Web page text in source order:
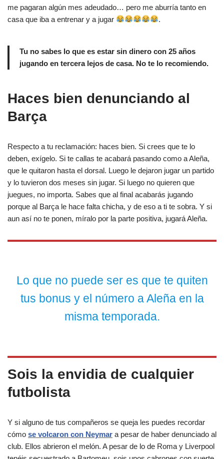
me pagaran algún mes adeudado… pero me aburría tanto en
casa que iba a entrenar y a jugar
.
Tu no sabes lo que es estar sin dinero con 25 años
jugando en tercera lejos de casa. No te lo recomiendo.
Haces bien denunciando al
Barça
Respecto a tu reclamación: haces bien. Si crees que te lo
deben, exígelo. Si te callas te acabará pasando como a Aleña,
que le quitaron hasta el dorsal. Luego le dejaron jugar un partido
y lo tuvieron dos meses sin jugar. Si luego no quieren que
juegues, no importa. Sabes que al final acabarás jugando
porque al Barça le hace falta chicha, y de eso a ti te sobra. Y si
aun así no te ponen, míralo por la parte positiva, jugará Aleña.
Lo que no puede ser es que te quiten
tus bonus y el número a Aleña en la
misma temporada.
Sois la envidia de cualquier
futbolista
Y si alguno de tus compañeros se queja les puedes recordar
cómo se volcaron con Neymar a pesar de haber denunciado al
club. Ellos abrieron el melón. A pesar de lo de Roma y Liverpool